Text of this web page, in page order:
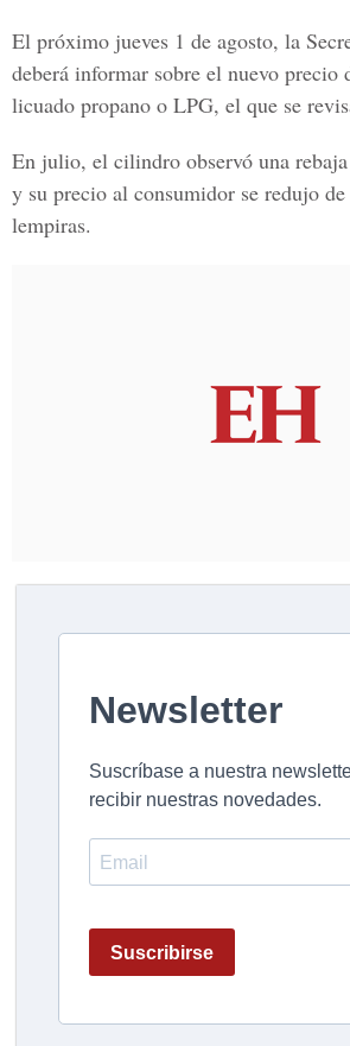
El próximo jueves 1 de agosto, la
deberá informar sobre el nuevo precio
licuado propano o LPG, el que se
En julio, el cilindro observó una
y su precio al consumidor se redujo de
lempiras.